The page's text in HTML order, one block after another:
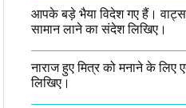
आपके बड़े भैया विदेश गए हैं।
सामान लाने का संदेश लिखिए।
नाराज हुए मित्र को मनाने के
लिखिए।